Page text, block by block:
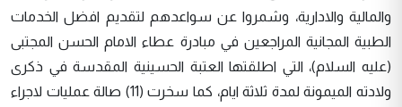
والمالية والادارية، وشمروا عن سواعدهم لتقديم افضل الخدمات
الطبية المجانية المراجعين في مبادرة عطاء الامام الحسن المجتبى
(عليه السلام)، التي اطلقتها العتبة الحسينية المقدسة في ذكرى
ولادته الميمونة لمدة ثلاثة ايام، كما سخرت (11) صالة عمليات لاجراء